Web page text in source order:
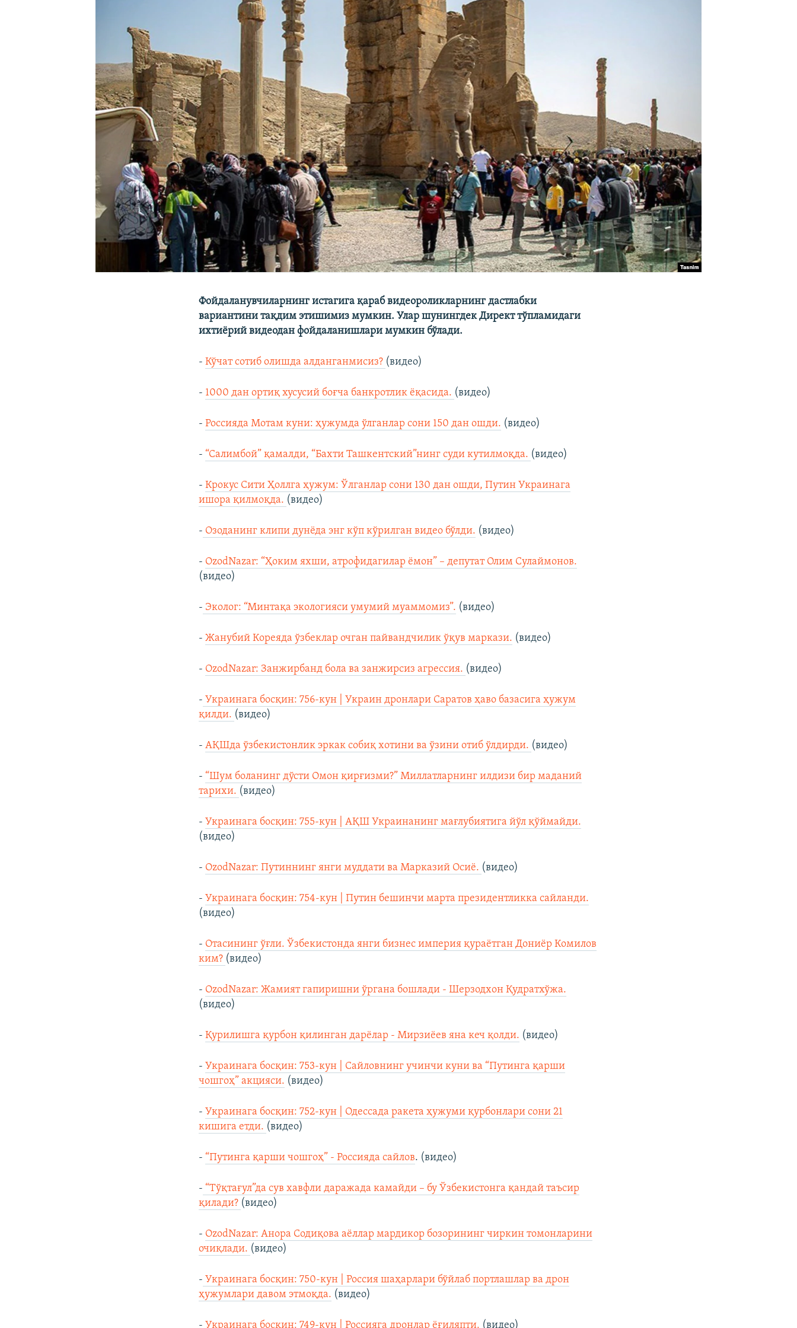
Фойдаланувчиларнинг истагига қараб видеороликларнинг дастлабки
вариантини тақдим этишимиз мумкин. Улар шунингдек Директ тўпламидаги
ихтиёрий видеодан фойдаланишлари мумкин бўлади.
-Кўчат сотиб олишда алданганмисиз? (видео)
- 1000 дан ортиқ хусусий боғча банкротлик ёқасида. (видео)
-Россияда Мотам куни: ҳужумда ўлганлар сони 150 дан ошди. (видео)
- “Салимбой” қамалди, “Бахти Ташкентский”нинг суди кутилмоқда. (видео)
-Крокус Сити Ҳоллга ҳужум: Ўлганлар сони 130 дан ошди, Путин Украинага
ишора қилмоқда. (видео)
- Озоданинг клипи дунёда энг кўп кўрилган видео бўлди. (видео)
- OzodNazar: “Ҳоким яхши, атрофидагилар ёмон” – депутат Олим Сулаймонов.
(видео)
- Эколог: “Минтақа экологияси умумий муаммомиз”. (видео)
-Жанубий Кореяда ўзбеклар очган пайвандчилик ўқув маркази. (видео)
- OzodNazar: Занжирбанд бола ва занжирсиз агрессия. (видео)
- Украинага босқин: 756-кун | Украин дронлари Саратов ҳаво базасига ҳужум
қилди. (видео)
-АҚШда ўзбекистонлик эркак собиқ хотини ва ўзини отиб ўлдирди. (видео)
- “Шум боланинг дўсти Омон қирғизми?” Миллатларнинг илдизи бир маданий
тарихи. (видео)
-Украинага босқин: 755-кун | АҚШ Украинанинг мағлубиятига йўл қўймайди.
(видео)
- OzodNazar: Путиннинг янги муддати ва Марказий Осиё. (видео)
-Украинага босқин: 754-кун | Путин бешинчи марта президентликка сайланди.
(видео)
- Отасининг ўғли. Ўзбекистонда янги бизнес империя қураётган Дониёр Комилов
ким? (видео)
- OzodNazar: Жамият гапиришни ўргана бошлади - Шерзодхон Қудратхўжа.
(видео)
-Қурилишга қурбон қилинган дарёлар - Мирзиёев яна кеч қолди. (видео)
-Украинага босқин: 753-кун | Сайловнинг учинчи куни ва “Путинга қарши
чошгоҳ” акцияси. (видео)
-Украинага босқин: 752-кун | Одессада ракета ҳужуми қурбонлари сони 21
кишига етди. (видео)
- “Путинга қарши чошгоҳ” - Россияда сайлов. (видео)
- “Тўқтағул”да сув хавфли даражада камайди – бу Ўзбекистонга қандай таъсир
қилади? (видео)
- OzodNazar: Анора Содиқова аёллар мардикор бозорининг чиркин томонларини
очиқлади. (видео)
- Украинага босқин: 750-кун | Россия шаҳарлари бўйлаб портлашлар ва дрон
ҳужумлари давом этмоқда. (видео)
-Украинага босқин: 749-кун | Россияга дронлар ёғиляпти. (видео)